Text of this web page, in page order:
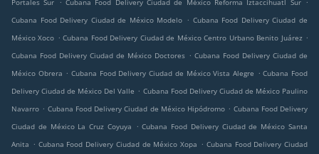
Portales Sur
Cubana Food Delivery Ciudad de México Reforma Iztaccihuatl Sur
Cubana Food Delivery Ciudad de México Modelo . Cubana Food Delivery Ciudad de
México Xoco . Cubana Food Delivery Ciudad de México Centro Urbano Benito Juárez .
Cubana Food Delivery Ciudad de México Doctores . Cubana Food Delivery Ciudad de
México Obrera . Cubana Food Delivery Ciudad de México Vista Alegre . Cubana Food
Delivery Ciudad de México Del Valle . Cubana Food Delivery Ciudad de México Paulino
Navarro . Cubana Food Delivery Ciudad de México Hipódromo . Cubana Food Delivery
Ciudad de México La Cruz Coyuya
. Cubana Food Delivery Ciudad de México Santa
Anita . Cubana Food Delivery Ciudad de México Xopa . Cubana Food Delivery Ciudad